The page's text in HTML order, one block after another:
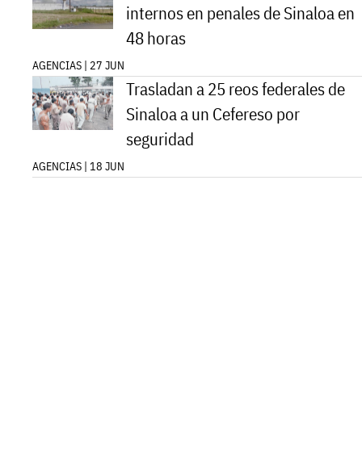
internos en penales de Sinaloa en
48 horas
AGENCIAS | 27 JUN
Trasladan a 25 reos federales de
Sinaloa a un Cefereso por
seguridad
AGENCIAS | 18 JUN